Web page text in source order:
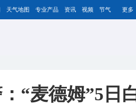
天气地图 专业产品 资讯 视频 节气 更多
“麦德姆”5日